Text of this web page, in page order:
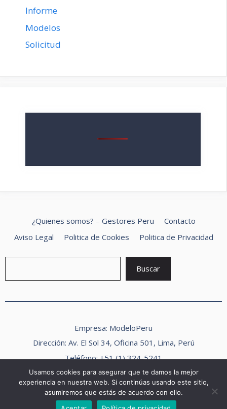
Informe
Modelos
Solicitud
¿Quienes somos? – Gestores Peru
Contacto
Aviso Legal
Politica de Cookies Politica de Privacidad
Buscar
Empresa: ModeloPeru
Dirección: Av. El Sol 34, Oficina 501, Lima, Perú
Teléfono: +51 (1) 324-5241
Correo electrónico:info@modeloperu.com
Horario de atención: Lunes a Viernes, 9:00 am – 6:00 pm
Usamos cookies para asegurar que te damos la mejor
experiencia en nuestra web. Si continúas usando este sitio,
asumiremos que estás de acuerdo con ello.